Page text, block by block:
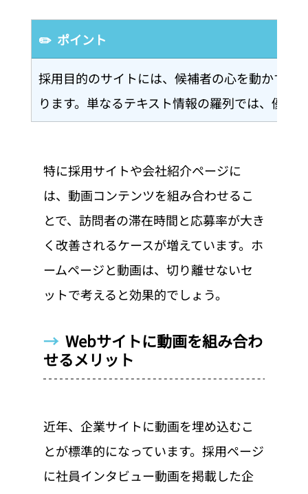
✏️  ポイント
採用目的のサイトには、候補者の心を動かすビ
ります。単なるテキスト情報の羅列では、優秀
特に採用サイトや会社紹介ページに
は、動画コンテンツを組み合わせるこ
とで、訪問者の滞在時間と応募率が大き
く改善されるケースが増えています。ホ
ームページと動画は、切り離せないセ
ットで考えると効果的でしょう。
→ Webサイトに動画を組み合わ
せるメリット
近年、企業サイトに動画を埋め込むこ
とが標準的になっています。採用ページ
に社員インタビュー動画を掲載した企